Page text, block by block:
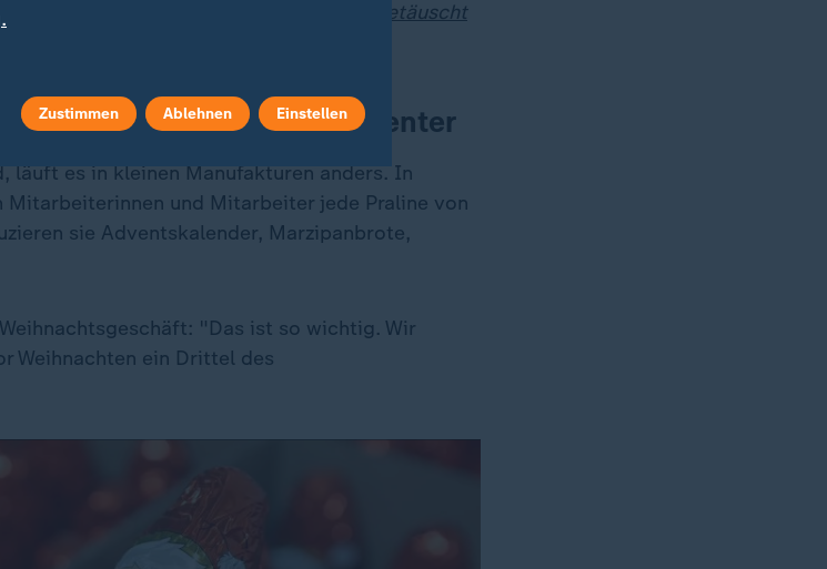
Wie Verbraucher durch Skimpflation getäuscht
Teurer - aber transparenter
läuft es in kleinen Manufakturen anders. In
und Mitarbeiter jede Praline von
sie Adventskalender, Marzipanbrote,
"Das ist so wichtig. Wir
Weihnachten ein Drittel des
Zustimmen Ablehnen Einstellen